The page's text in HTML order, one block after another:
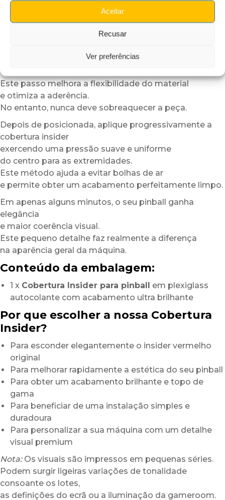
Aceitar
Recusar
Ver preferências
Para facilitar ainda mais a instalação,
recomendamos trabalhar numa divisão com
pode aquecer ligeiramente a superfície ou o adesivo
com um secador de cabelo em baixa potência.
Este passo melhora a flexibilidade do material
e otimiza a aderência.
No entanto, nunca deve sobreaquecer a peça.
Depois de posicionada, aplique progressivamente a
cobertura insider
exercendo uma pressão suave e uniforme
do centro para as extremidades.
Este método ajuda a evitar bolhas de ar
e permite obter um acabamento perfeitamente limpo.
Em apenas alguns minutos, o seu pinball ganha
elegância
e maior coerência visual.
Este pequeno detalhe faz realmente a diferença
na aparência geral da máquina.
Conteúdo da embalagem:
1 x Cobertura Insider para pinball
em plexiglass
autocolante com acabamento ultra brilhante
Por que escolher a nossa Cobertura
Insider?
Para esconder elegantemente o insider vermelho
original
Para melhorar rapidamente a estética do seu pinball
Para obter um acabamento brilhante e topo de
gama
Para beneficiar de uma instalação simples e
duradoura
Para personalizar a sua máquina com um detalhe
visual premium
Nota:Os visuais são impressos em pequenas séries.
Podem surgir ligeiras variações de tonalidade
consoante os lotes,
as definições do ecrã ou a iluminação da gameroom.